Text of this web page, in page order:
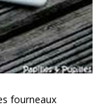
fourneaux